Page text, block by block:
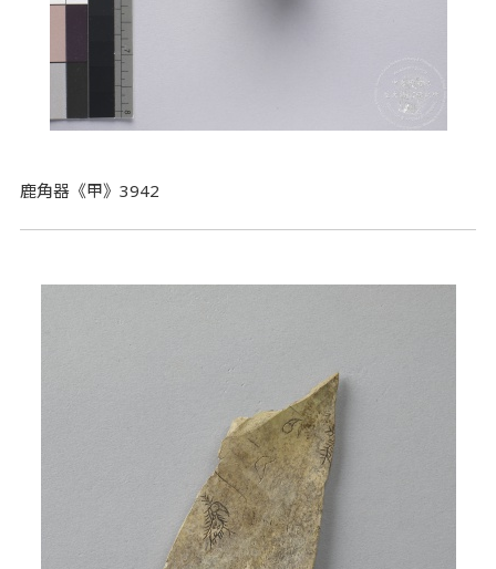
鹿角器《甲》3942